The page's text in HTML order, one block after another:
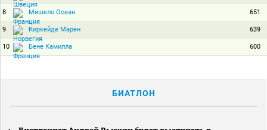
8 Мишело Осеан 651
9 Киркейде Марен 639
10 Бене Камилла 600
БИАТЛОН